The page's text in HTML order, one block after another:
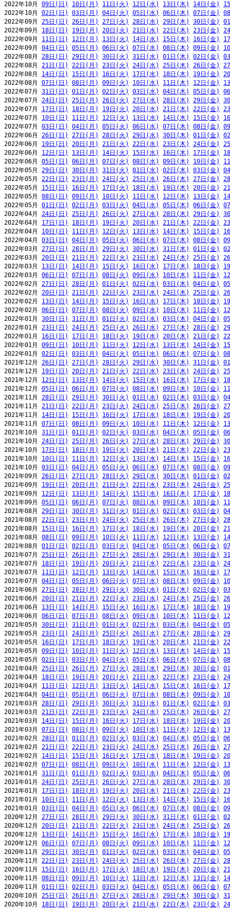
2022年10月 09日(日) 10日(月) 11日(火) 12日(水) 13日(木) 14日(金)
2022年10月 02日(日) 03日(月) 04日(火) 05日(水) 06日(木) 07日(金)
2022年09月 25日(日) 26日(月) 27日(火) 28日(水) 29日(木) 30日(金)
2022年09月 18日(日) 19日(月) 20日(火) 21日(水) 22日(木) 23日(金)
2022年09月 11日(日) 12日(月) 13日(火) 14日(水) 15日(木) 16日(金)
2022年09月 04日(日) 05日(月) 06日(火) 07日(水) 08日(木) 09日(金)
2022年08月 28日(日) 29日(月) 30日(火) 31日(水) 01日(木) 02日(金)
2022年08月 21日(日) 22日(月) 23日(火) 24日(水) 25日(木) 26日(金)
2022年08月 14日(日) 15日(月) 16日(火) 17日(水) 18日(木) 19日(金)
2022年08月 07日(日) 08日(月) 09日(火) 10日(水) 11日(木) 12日(金)
2022年07月 31日(日) 01日(月) 02日(火) 03日(水) 04日(木) 05日(金)
2022年07月 24日(日) 25日(月) 26日(火) 27日(水) 28日(木) 29日(金)
2022年07月 17日(日) 18日(月) 19日(火) 20日(水) 21日(木) 22日(金)
2022年07月 10日(日) 11日(月) 12日(火) 13日(水) 14日(木) 15日(金)
2022年07月 03日(日) 04日(月) 05日(火) 06日(水) 07日(木) 08日(金)
2022年06月 26日(日) 27日(月) 28日(火) 29日(水) 30日(木) 01日(金)
2022年06月 19日(日) 20日(月) 21日(火) 22日(水) 23日(木) 24日(金)
2022年06月 12日(日) 13日(月) 14日(火) 15日(水) 16日(木) 17日(金)
2022年06月 05日(日) 06日(月) 07日(火) 08日(水) 09日(木) 10日(金)
2022年05月 29日(日) 30日(月) 31日(火) 01日(水) 02日(木) 03日(金)
2022年05月 22日(日) 23日(月) 24日(火) 25日(水) 26日(木) 27日(金)
2022年05月 15日(日) 16日(月) 17日(火) 18日(水) 19日(木) 20日(金)
2022年05月 08日(日) 09日(月) 10日(火) 11日(水) 12日(木) 13日(金)
2022年05月 01日(日) 02日(月) 03日(火) 04日(水) 05日(木) 06日(金)
2022年04月 24日(日) 25日(月) 26日(火) 27日(水) 28日(木) 29日(金)
2022年04月 17日(日) 18日(月) 19日(火) 20日(水) 21日(木) 22日(金)
2022年04月 10日(日) 11日(月) 12日(火) 13日(水) 14日(木) 15日(金)
2022年04月 03日(日) 04日(月) 05日(火) 06日(水) 07日(木) 08日(金)
2022年03月 27日(日) 28日(月) 29日(火) 30日(水) 31日(木) 01日(金)
2022年03月 20日(日) 21日(月) 22日(火) 23日(水) 24日(木) 25日(金)
2022年03月 13日(日) 14日(月) 15日(火) 16日(水) 17日(木) 18日(金)
2022年03月 06日(日) 07日(月) 08日(火) 09日(水) 10日(木) 11日(金)
2022年02月 27日(日) 28日(月) 01日(火) 02日(水) 03日(木) 04日(金)
2022年02月 20日(日) 21日(月) 22日(火) 23日(水) 24日(木) 25日(金)
2022年02月 13日(日) 14日(月) 15日(火) 16日(水) 17日(木) 18日(金)
2022年02月 06日(日) 07日(月) 08日(火) 09日(水) 10日(木) 11日(金)
2022年01月 30日(日) 31日(月) 01日(火) 02日(水) 03日(木) 04日(金)
2022年01月 23日(日) 24日(月) 25日(火) 26日(水) 27日(木) 28日(金)
2022年01月 16日(日) 17日(月) 18日(火) 19日(水) 20日(木) 21日(金)
2022年01月 09日(日) 10日(月) 11日(火) 12日(水) 13日(木) 14日(金)
2022年01月 02日(日) 03日(月) 04日(火) 05日(水) 06日(木) 07日(金)
2021年12月 26日(日) 27日(月) 28日(火) 29日(水) 30日(木) 31日(金)
2021年12月 19日(日) 20日(月) 21日(火) 22日(水) 23日(木) 24日(金)
2021年12月 12日(日) 13日(月) 14日(火) 15日(水) 16日(木) 17日(金)
2021年12月 05日(日) 06日(月) 07日(火) 08日(水) 09日(木) 10日(金)
2021年11月 28日(日) 29日(月) 30日(火) 01日(水) 02日(木) 03日(金)
2021年11月 21日(日) 22日(月) 23日(火) 24日(水) 25日(木) 26日(金)
2021年11月 14日(日) 15日(月) 16日(火) 17日(水) 18日(木) 19日(金)
2021年11月 07日(日) 08日(月) 09日(火) 10日(水) 11日(木) 12日(金)
2021年10月 31日(日) 01日(月) 02日(火) 03日(水) 04日(木) 05日(金)
2021年10月 24日(日) 25日(月) 26日(火) 27日(水) 28日(木) 29日(金)
2021年10月 17日(日) 18日(月) 19日(火) 20日(水) 21日(木) 22日(金)
2021年10月 10日(日) 11日(月) 12日(火) 13日(水) 14日(木) 15日(金)
2021年10月 03日(日) 04日(月) 05日(火) 06日(水) 07日(木) 08日(金)
2021年09月 26日(日) 27日(月) 28日(火) 29日(水) 30日(木) 01日(金)
2021年09月 19日(日) 20日(月) 21日(火) 22日(水) 23日(木) 24日(金)
2021年09月 12日(日) 13日(月) 14日(火) 15日(水) 16日(木) 17日(金)
2021年09月 05日(日) 06日(月) 07日(火) 08日(水) 09日(木) 10日(金)
2021年08月 29日(日) 30日(月) 31日(火) 01日(水) 02日(木) 03日(金)
2021年08月 22日(日) 23日(月) 24日(火) 25日(水) 26日(木) 27日(金)
2021年08月 15日(日) 16日(月) 17日(火) 18日(水) 19日(木) 20日(金)
2021年08月 08日(日) 09日(月) 10日(火) 11日(水) 12日(木) 13日(金)
2021年08月 01日(日) 02日(月) 03日(火) 04日(水) 05日(木) 06日(金)
2021年07月 25日(日) 26日(月) 27日(火) 28日(水) 29日(木) 30日(金)
2021年07月 18日(日) 19日(月) 20日(火) 21日(水) 22日(木) 23日(金)
2021年07月 11日(日) 12日(月) 13日(火) 14日(水) 15日(木) 16日(金)
2021年07月 04日(日) 05日(月) 06日(火) 07日(水) 08日(木) 09日(金)
2021年06月 27日(日) 28日(月) 29日(火) 30日(水) 01日(木) 02日(金)
2021年06月 20日(日) 21日(月) 22日(火) 23日(水) 24日(木) 25日(金)
2021年06月 13日(日) 14日(月) 15日(火) 16日(水) 17日(木) 18日(金)
2021年06月 06日(日) 07日(月) 08日(火) 09日(水) 10日(木) 11日(金)
2021年05月 30日(日) 31日(月) 01日(火) 02日(水) 03日(木) 04日(金)
2021年05月 23日(日) 24日(月) 25日(火) 26日(水) 27日(木) 28日(金)
2021年05月 16日(日) 17日(月) 18日(火) 19日(水) 20日(木) 21日(金)
2021年05月 09日(日) 10日(月) 11日(火) 12日(水) 13日(木) 14日(金)
2021年05月 02日(日) 03日(月) 04日(火) 05日(水) 06日(木) 07日(金)
2021年04月 25日(日) 26日(月) 27日(火) 28日(水) 29日(木) 30日(金)
2021年04月 18日(日) 19日(月) 20日(火) 21日(水) 22日(木) 23日(金)
2021年04月 11日(日) 12日(月) 13日(火) 14日(水) 15日(木) 16日(金)
2021年04月 04日(日) 05日(月) 06日(火) 07日(水) 08日(木) 09日(金)
2021年03月 28日(日) 29日(月) 30日(火) 31日(水) 01日(木) 02日(金)
2021年03月 21日(日) 22日(月) 23日(火) 24日(水) 25日(木) 26日(金)
2021年03月 14日(日) 15日(月) 16日(火) 17日(水) 18日(木) 19日(金)
2021年03月 07日(日) 08日(月) 09日(火) 10日(水) 11日(木) 12日(金)
2021年02月 28日(日) 01日(月) 02日(火) 03日(水) 04日(木) 05日(金)
2021年02月 21日(日) 22日(月) 23日(火) 24日(水) 25日(木) 26日(金)
2021年02月 14日(日) 15日(月) 16日(火) 17日(水) 18日(木) 19日(金)
2021年02月 07日(日) 08日(月) 09日(火) 10日(水) 11日(木) 12日(金)
2021年01月 31日(日) 01日(月) 02日(火) 03日(水) 04日(木) 05日(金)
2021年01月 24日(日) 25日(月) 26日(火) 27日(水) 28日(木) 29日(金)
2021年01月 17日(日) 18日(月) 19日(火) 20日(水) 21日(木) 22日(金)
2021年01月 10日(日) 11日(月) 12日(火) 13日(水) 14日(木) 15日(金)
2021年01月 03日(日) 04日(月) 05日(火) 06日(水) 07日(木) 08日(金)
2020年12月 27日(日) 28日(月) 29日(火) 30日(水) 31日(木) 01日(金)
2020年12月 20日(日) 21日(月) 22日(火) 23日(水) 24日(木) 25日(金)
2020年12月 13日(日) 14日(月) 15日(火) 16日(水) 17日(木) 18日(金)
2020年12月 06日(日) 07日(月) 08日(火) 09日(水) 10日(木) 11日(金)
2020年11月 29日(日) 30日(月) 01日(火) 02日(水) 03日(木) 04日(金)
2020年11月 22日(日) 23日(月) 24日(火) 25日(水) 26日(木) 27日(金)
2020年11月 15日(日) 16日(月) 17日(火) 18日(水) 19日(木) 20日(金)
2020年11月 08日(日) 09日(月) 10日(火) 11日(水) 12日(木) 13日(金)
2020年11月 01日(日) 02日(月) 03日(火) 04日(水) 05日(木) 06日(金)
2020年10月 25日(日) 26日(月) 27日(火) 28日(水) 29日(木) 30日(金)
2020年10月 18日(日) 19日(月) 20日(火) 21日(水) 22日(木) 23日(金)